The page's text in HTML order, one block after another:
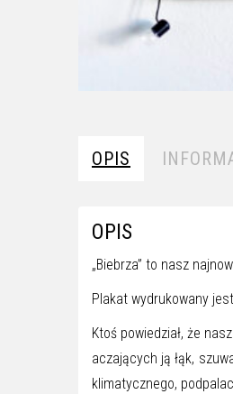
OPIS
OPIS
„Biebrza” to nasz
Plakat wydrukowany
Ktoś powiedział, że
aczających ją łąk,
klimatycznego,